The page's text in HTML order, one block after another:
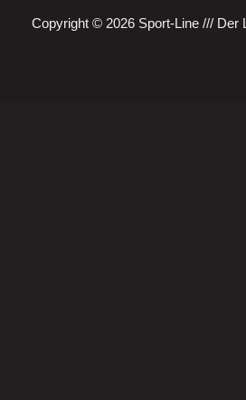
Copyright © 2026 Sport-Line /// Der